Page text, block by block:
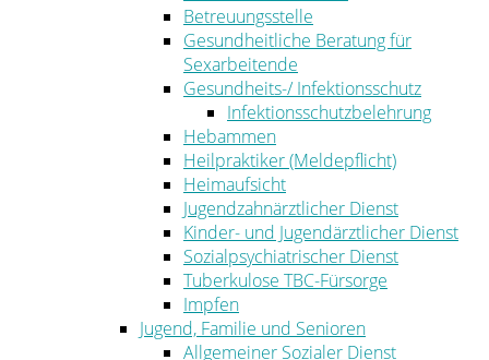
Betreuungsstelle
Gesundheitliche Beratung für
Sexarbeitende
Gesundheits-/ Infektionsschutz
Infektionsschutzbelehrung
Hebammen
Heilpraktiker (Meldepflicht)
Heimaufsicht
Jugendzahnärztlicher Dienst
Kinder- und Jugendärztlicher Dienst
Sozialpsychiatrischer Dienst
Tuberkulose TBC-Fürsorge
Impfen
Jugend, Familie und Senioren
Allgemeiner Sozialer Dienst